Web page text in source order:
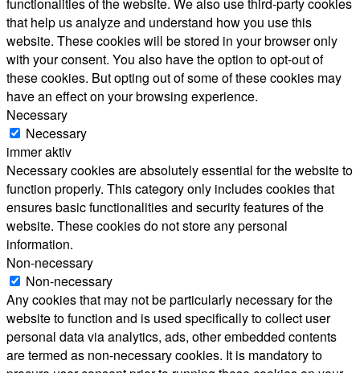
that help us analyze and understand how you use this
website. These cookies will be stored in your browser only
with your consent. You also have the option to opt-out of
these cookies. But opting out of some of these cookies may
have an effect on your browsing experience.
Necessary
Necessary
immer aktiv
Necessary cookies are absolutely essential for the website to
function properly. This category only includes cookies that
ensures basic functionalities and security features of the
website. These cookies do not store any personal
information.
Non-necessary
Non-necessary
Any cookies that may not be particularly necessary for the
website to function and is used specifically to collect user
personal data via analytics, ads, other embedded contents
are termed as non-necessary cookies. It is mandatory to